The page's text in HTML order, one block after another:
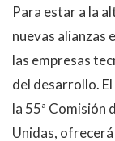
Para estar a la
nuevas alianzas
las empresas
del desarrollo.
la 55ª Comisión
Unidas,